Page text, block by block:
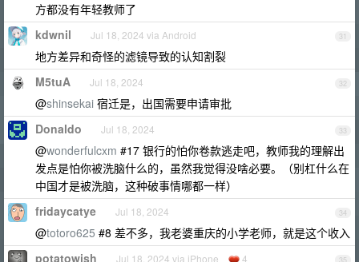
方都没有年轻教师了
31
kdwnil Jul 18, 2024 via Android
地方差异和奇怪的滤镜导致的认知割裂
32
M5tuA Jul 18, 2024
@shinsekai 宿迁是，出国需要申请审批
33
Donaldo Jul 18, 2024
@wonderfulcxm #17 银行的怕你卷款逃走吧，教师我的理解出
发点是怕你被洗脑什么的，虽然我觉得没啥必要。（别杠什么在
中国才是被洗脑，这种破事情哪都一样）
34
fridaycatye Jul 18, 2024
@totoro625 #8 差不多，我老婆重庆的小学老师，就是这个收入
potatowish Jul 18, 2024 via iPhone 4